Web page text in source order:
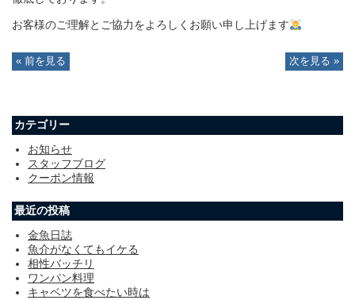
お客様のご理解とご協力をよろしくお願い申し上げます
« 前を見る 次を見る »
カテゴリー
お知らせ
スタッフブログ
クーポン情報
最近の投稿
金魚日誌
魚介がなくてもイケる
相性バッチリ
ワンパン料理
キャベツを食べたい時は